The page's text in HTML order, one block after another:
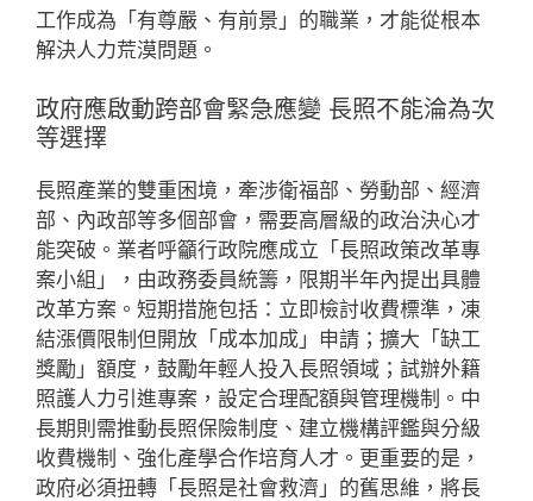
工作成為「有尊嚴、有前景」的職業，才能從根本
解決人力荒漠問題。
政府應啟動跨部會緊急應變 長照不能淪為次
等選擇
長照產業的雙重困境，牽涉衛福部、勞動部、經濟
部、內政部等多個部會，需要高層級的政治決心才
能突破。業者呼籲行政院應成立「長照政策改革專
案小組」，由政務委員統籌，限期半年內提出具體
改革方案。短期措施包括：立即檢討收費標準，凍
結漲價限制但開放「成本加成」申請；擴大「缺工
獎勵」額度，鼓勵年輕人投入長照領域；試辦外籍
照護人力引進專案，設定合理配額與管理機制。中
長期則需推動長照保險制度、建立機構評鑑與分級
收費機制、強化產學合作培育人才。更重要的是，
政府必須扭轉「長照是社會救濟」的舊思維，將長